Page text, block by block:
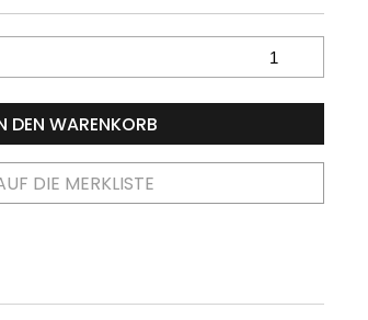
DEN WARENKORB
DIE MERKLISTE